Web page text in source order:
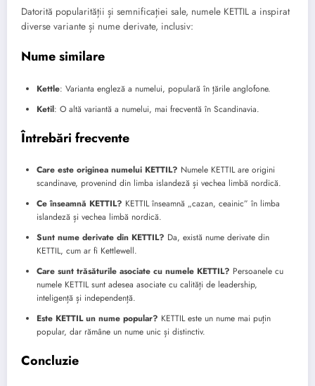
Datorită popularității și semnificației sale, numele KETTIL a inspirat
diverse variante și nume derivate, inclusiv:
Nume similare
Kettle: Varianta engleză a numelui, populară în țările anglofone.
Ketil: O altă variantă a numelui, mai frecventă în Scandinavia.
Întrebări frecvente
Care este originea numelui KETTIL? Numele KETTIL are origini
scandinave, provenind din limba islandeză și vechea limbă nordică.
Ce înseamnă KETTIL? KETTIL înseamnă „cazan, ceainic” în limba
islandeză și vechea limbă nordică.
Sunt nume derivate din KETTIL? Da, există nume derivate din
KETTIL, cum ar fi Kettlewell.
Care sunt trăsăturile asociate cu numele KETTIL? Persoanele cu
numele KETTIL sunt adesea asociate cu calități de leadership,
inteligență și independență.
Este KETTIL un nume popular? KETTIL este un nume mai puțin
popular, dar rămâne un nume unic și distinctiv.
Concluzie